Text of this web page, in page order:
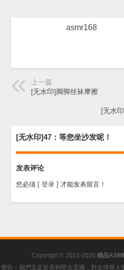
asmr168
上一篇
[无水印]脚脚丝袜摩擦
[无水
[无水印]47：等您坐沙发呢！
发表评论
您必须 [ 登录 ] 才能发表留言！
Copyright © 2023-2026 精品
警告：我們立足於美利堅合眾國，對全球華